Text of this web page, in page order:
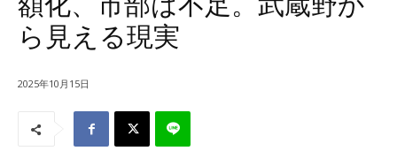
ら見える現実
2025年10月15日